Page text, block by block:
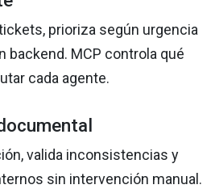
prioriza según urgencia
backend. MCP controla qué
cada agente.
valida inconsistencias y
sin intervención manual.